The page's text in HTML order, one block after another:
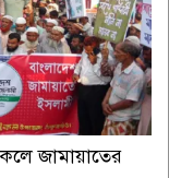
জামায়াতের